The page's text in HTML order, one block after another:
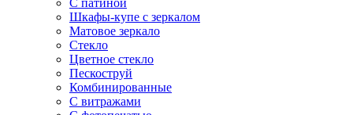
С патиной
Шкафы-купе с зеркалом
Матовое зеркало
Стекло
Цветное стекло
Пескоструй
Комбинированные
С витражами